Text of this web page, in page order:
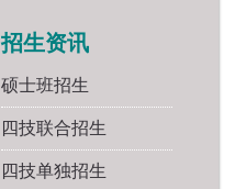
招生资讯
硕士班招生
四技联合招生
四技单独招生